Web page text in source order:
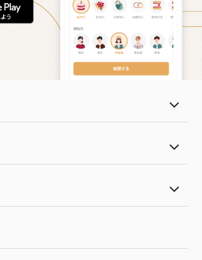
ごろっとうまみ チーズ
のオイル漬（塩麹&レモ
ン）（981円）
しょっつるナ
円）